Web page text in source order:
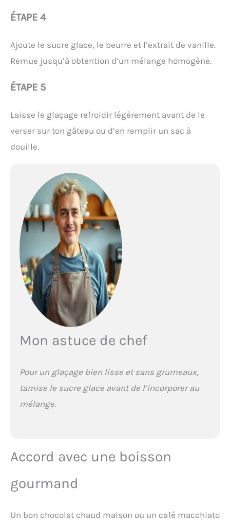
ÉTAPE 4
Ajoute le sucre glace, le beurre et l’extrait de vanille.
Remue jusqu’à obtention d’un mélange homogène.
ÉTAPE 5
Laisse le glaçage refroidir légèrement avant de le
verser sur ton gâteau ou d’en remplir un sac à
douille.
Mon astuce de chef
Pour un glaçage bien lisse et sans grumeaux,
tamise le sucre glace avant de l’incorporer au
mélange.
Accord avec une boisson
gourmand
Un bon chocolat chaud maison ou un café macchiato